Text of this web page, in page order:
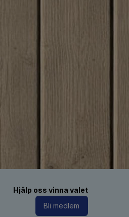
Hjälp oss vinna valet
Bli medlem